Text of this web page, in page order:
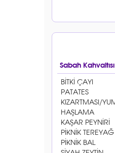
Sabah Kahvaltısı